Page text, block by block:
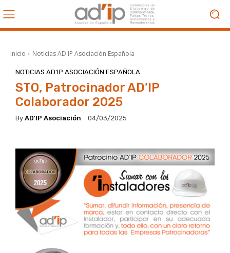
Inicio Noticias AD'IP Asociación Española
NOTICIAS AD'IP ASOCIACIÓN ESPAÑOLA
STO, Patrocinador AD’IP
Colaborador 2025
By AD'IP Asociación 04/03/2025